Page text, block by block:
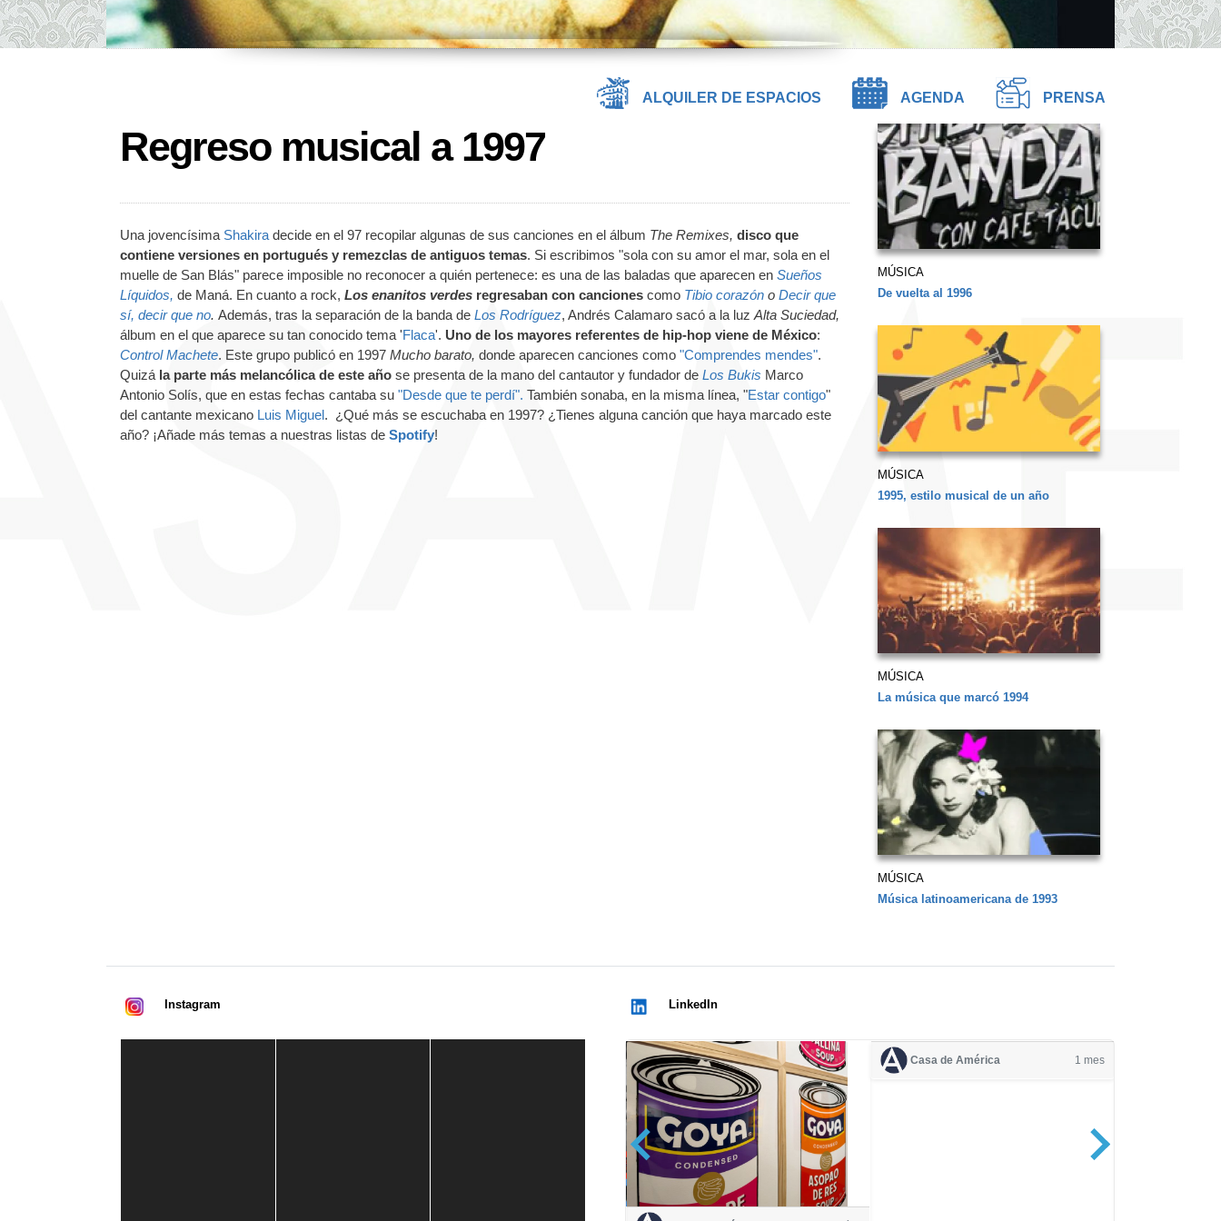
ALQUILER DE ESPACIOS AGENDA PRENSA
Regreso musical a 1997
Una jovencísima Shakira decide en el 97 recopilar algunas de sus canciones en el álbum The Remixes, disco que
contiene versiones en portugués y remezclas de antiguos temas. Si escribimos "sola con su amor el mar, sola en el
muelle de San Blás" parece imposible no reconocer a quién pertenece: es una de las baladas que aparecen en Sueños
Líquidos, de Maná. En cuanto a rock, Los enanitos verdes regresaban con canciones como Tibio corazón o Decir que
sí, decir que no. Además, tras la separación de la banda de Los Rodríguez, Andrés Calamaro sacó a la luz Alta Suciedad,
álbum en el que aparece su tan conocido tema 'Flaca'. Uno de los mayores referentes de hip-hop viene de México:
Control Machete. Este grupo publicó en 1997 Mucho barato, donde aparecen canciones como "Comprendes mendes".
Quizá la parte más melancólica de este año se presenta de la mano del cantautor y fundador de Los Bukis Marco
Antonio Solís, que en estas fechas cantaba su "Desde que te perdí". También sonaba, en la misma línea, "Estar contigo"
del cantante mexicano Luis Miguel. ¿Qué más se escuchaba en 1997? ¿Tienes alguna canción que haya marcado este
año? ¡Añade más temas a nuestras listas de Spotify!
MÚSICA
De vuelta al 1996
MÚSICA
1995, estilo musical de un año
MÚSICA
La música que marcó 1994
MÚSICA
Música latinoamericana de 1993
Instagram LinkedIn
Casa de América 1 mes